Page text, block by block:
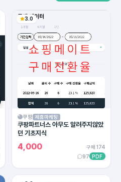
3.0
쿠팡 제휴마케팅
쿠팡파트너스 아무도 알려주지않았
던 기초지식
4,000
구매 174
97 PDF